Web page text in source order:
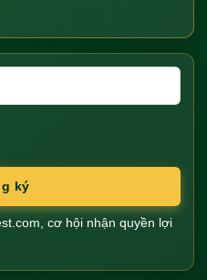
VNĐ/30 phút (tùy
VNĐ/giờ.
ký
cơ hội nhận quyền lợi